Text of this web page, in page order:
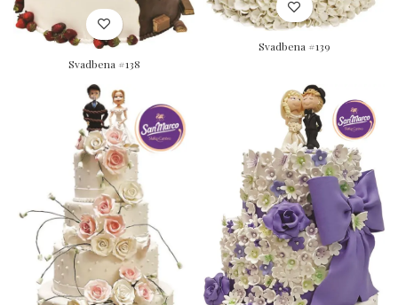
Svadbena #138
Svadbena #139